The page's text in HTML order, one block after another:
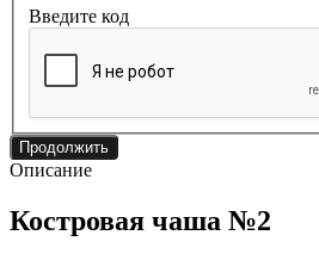
Введите код
Продолжить
Описание
Костровая чаша №2